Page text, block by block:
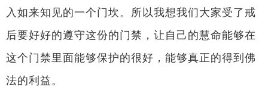
入如来知见的一个门坎。所以我想我们大家受了戒
后要好好的遵守这份的门禁，让自己的慧命能够在
这个门禁里面能够保护的很好，能够真正的得到佛
法的利益。